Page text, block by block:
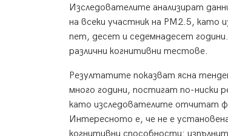
Изследователите анализират
на всеки участник на PM2.5, като
пет, десет и седемнадесет
различни когнитивни тестове.
Резултатите показват ясна
много години, постигат по-ниски
като изследователите отчитат
Интересното е, че не е